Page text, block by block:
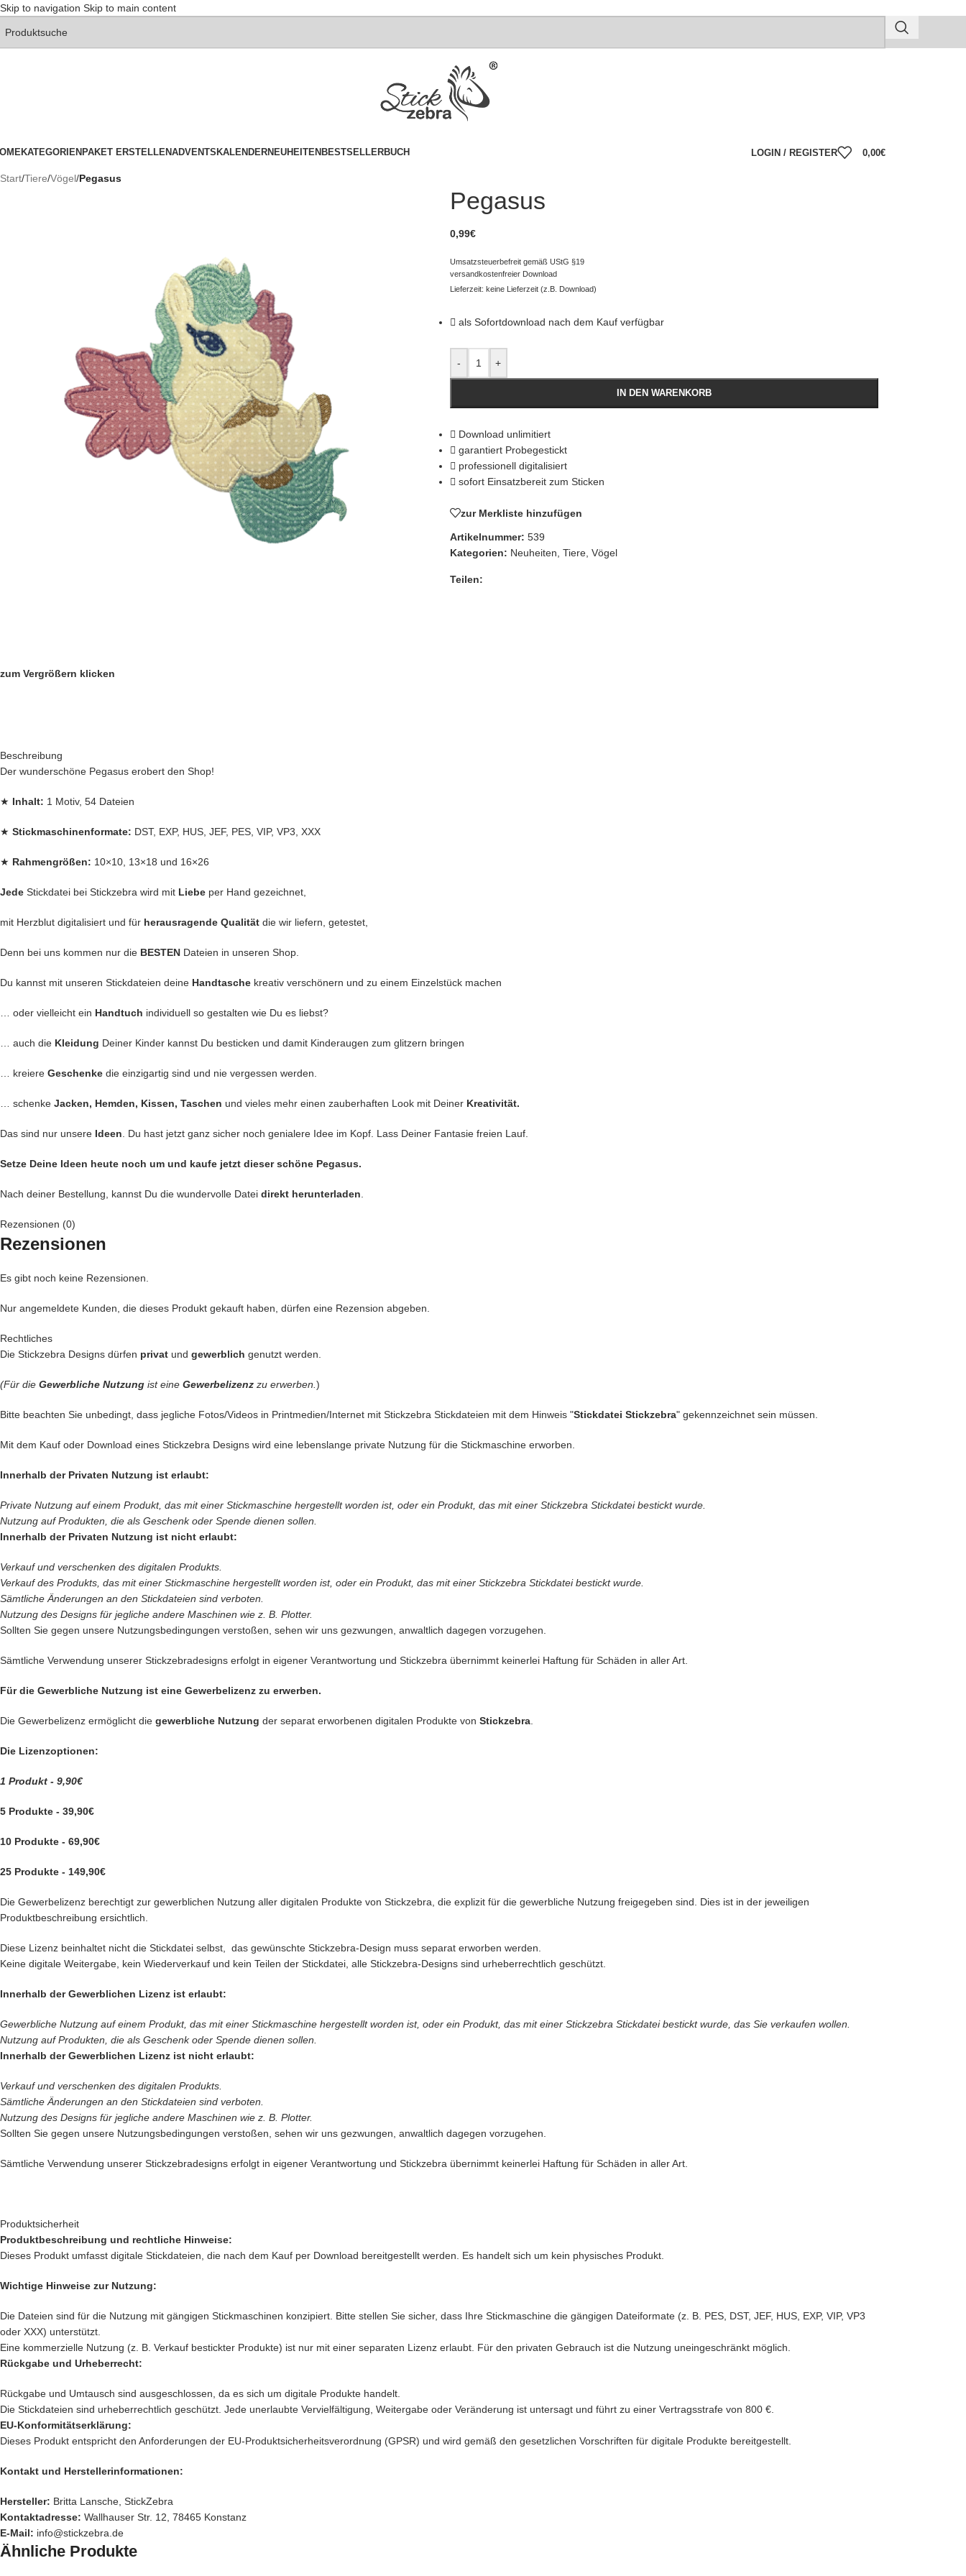
Skip to navigation Skip to main content
KATEGORIEN PAKET ERSTELLENADVENTSKALENDERNEUHEITEN BESTSELLERBUCH LOGIN / REGISTER 0,00€
Start/Tiere/Vögel/Pegasus
zum Vergrößern klicken
Pegasus
0,99€
Umsatzsteuerbefreit gemäß UStG §19
versandkostenfreier Download
Lieferzeit: keine Lieferzeit (z.B. Download)
als Sofortdownload nach dem Kauf verfügbar
- +
IN DEN WARENKORB
Download unlimitiert
garantiert Probegestickt
professionell digitalisiert
sofort Einsatzbereit zum Sticken
zur Merkliste hinzufügen
Artikelnummer: 539
Kategorien: Neuheiten Tiere, Vögel
Teilen:
Beschreibung
Der wunderschöne Pegasus erobert den Shop!
★ Inhalt: 1 Motiv, 54 Dateien
★ Stickmaschinenformate: DST, EXP, HUS, JEF, PES, VIP, VP3, XXX
★ Rahmengrößen: 10×10, 13×18 und 16×26
Jede Stickdatei bei Stickzebra wird mit Liebe per Hand gezeichnet,
mit Herzblut digitalisiert und für herausragende Qualität die wir liefern, getestet,
Denn bei uns kommen nur die BESTEN Dateien in unseren Shop.
Du kannst mit unseren Stickdateien deine Handtasche kreativ verschönern und zu einem Einzelstück machen
… oder vielleicht ein Handtuch individuell so gestalten wie Du es liebst?
… auch die Kleidung Deiner Kinder kannst Du besticken und damit Kinderaugen zum glitzern bringen
… kreiere Geschenke die einzigartig sind und nie vergessen werden.
… schenke Jacken, Hemden, Kissen, Taschen und vieles mehr einen zauberhaften Look mit Deiner Kreativität.
Das sind nur unsere Ideen . Du hast jetzt ganz sicher noch genialere Idee im Kopf. Lass Deiner Fantasie freien Lauf.
Setze Deine Ideen heute noch um und kaufe jetzt dieser schöne Pegasus.
Nach deiner Bestellung, kannst Du die wundervolle Datei direkt herunterladen
Rezensionen (0)
Rezensionen
Es gibt noch keine Rezensionen.
Nur angemeldete Kunden, die dieses Produkt gekauft haben, dürfen eine Rezension abgeben.
Rechtliches
Die Stickzebra Designs dürfen privat und gewerblich genutzt werden.
(Für die Gewerbliche Nutzung ist eine Gewerbelizenz zu erwerben. )
Bitte beachten Sie unbedingt, dass jegliche Fotos/Videos in Printmedien/Internet mit Stickzebra Stickdateien mit dem Hinweis "Stickdatei Stickzebra" gekennzeichnet sein müssen.
Mit dem Kauf oder Download eines Stickzebra Designs wird eine lebenslange private Nutzung für die Stickmaschine erworben.
Innerhalb der Privaten Nutzung ist erlaubt:
Private Nutzung auf einem Produkt, das mit einer Stickmaschine hergestellt worden ist, oder ein Produkt, das mit einer Stickzebra Stickdatei bestickt wurde.
Nutzung auf Produkten, die als Geschenk oder Spende dienen sollen.
Innerhalb der Privaten Nutzung ist nicht erlaubt:
Verkauf und verschenken des digitalen Produkts.
Verkauf des Produkts, das mit einer Stickmaschine hergestellt worden ist, oder ein Produkt, das mit einer Stickzebra Stickdatei bestickt wurde.
Sämtliche Änderungen an den Stickdateien sind verboten.
Nutzung des Designs für jegliche andere Maschinen wie z. B. Plotter.
Sollten Sie gegen unsere Nutzungsbedingungen verstoßen, sehen wir uns gezwungen, anwaltlich dagegen vorzugehen.
Sämtliche Verwendung unserer Stickzebradesigns erfolgt in eigener Verantwortung und Stickzebra übernimmt keinerlei Haftung für Schäden in aller Art.
Für die Gewerbliche Nutzung ist eine Gewerbelizenz zu erwerben.
Die Gewerbelizenz ermöglicht die gewerbliche Nutzung der separat erworbenen digitalen Produkte von Stickzebra
Die Lizenzoptionen:
1 Produkt - 9,90€
5 Produkte - 39,90€
10 Produkte - 69,90€
25 Produkte - 149,90€
Die Gewerbelizenz berechtigt zur gewerblichen Nutzung aller digitalen Produkte von Stickzebra, die explizit für die gewerbliche Nutzung freigegeben sind. Dies ist in der jeweiligen
Produktbeschreibung ersichtlich.
Diese Lizenz beinhaltet nicht die Stickdatei selbst, das gewünschte Stickzebra-Design muss separat erworben werden.
Keine digitale Weitergabe, kein Wiederverkauf und kein Teilen der Stickdatei, alle Stickzebra-Designs sind urheberrechtlich geschützt.
Innerhalb der Gewerblichen Lizenz ist erlaubt:
Gewerbliche Nutzung auf einem Produkt, das mit einer Stickmaschine hergestellt worden ist, oder ein Produkt, das mit einer Stickzebra Stickdatei bestickt wurde, das Sie verkaufen wollen.
Nutzung auf Produkten, die als Geschenk oder Spende dienen sollen.
Innerhalb der Gewerblichen Lizenz ist nicht erlaubt:
Verkauf und verschenken des digitalen Produkts.
Sämtliche Änderungen an den Stickdateien sind verboten.
Nutzung des Designs für jegliche andere Maschinen wie z. B. Plotter.
Sollten Sie gegen unsere Nutzungsbedingungen verstoßen, sehen wir uns gezwungen, anwaltlich dagegen vorzugehen.
Sämtliche Verwendung unserer Stickzebradesigns erfolgt in eigener Verantwortung und Stickzebra übernimmt keinerlei Haftung für Schäden in aller Art.
Produktsicherheit
Produktbeschreibung und rechtliche Hinweise:
Dieses Produkt umfasst digitale Stickdateien, die nach dem Kauf per Download bereitgestellt werden. Es handelt sich um kein physisches Produkt.
Wichtige Hinweise zur Nutzung:
Die Dateien sind für die Nutzung mit gängigen Stickmaschinen konzipiert. Bitte stellen Sie sicher, dass Ihre Stickmaschine die gängigen Dateiformate (z. B. PES, DST, JEF, HUS, EXP, VIP, VP3
oder XXX) unterstützt.
Eine kommerzielle Nutzung (z. B. Verkauf bestickter Produkte) ist nur mit einer separaten Lizenz erlaubt. Für den privaten Gebrauch ist die Nutzung uneingeschränkt möglich.
Rückgabe und Urheberrecht:
Rückgabe und Umtausch sind ausgeschlossen, da es sich um digitale Produkte handelt.
Die Stickdateien sind urheberrechtlich geschützt. Jede unerlaubte Vervielfältigung, Weitergabe oder Veränderung ist untersagt und führt zu einer Vertragsstrafe von 800 €.
EU-Konformitätserklärung:
Dieses Produkt entspricht den Anforderungen der EU-Produktsicherheitsverordnung (GPSR) und wird gemäß den gesetzlichen Vorschriften für digitale Produkte bereitgestellt.
Kontakt und Herstellerinformationen:
Hersteller: Britta Lansche, StickZebra
Kontaktadresse: Wallhauser Str. 12, 78465 Konstanz
E-Mail: info@stickzebra.de
Ähnliche Produkte